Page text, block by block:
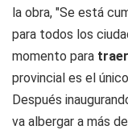
la obra, "Se está
para todos los
momento para
provincial es el
Después
va albergar a más de